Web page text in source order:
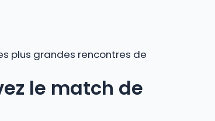
plus grandes rencontres de
le match de